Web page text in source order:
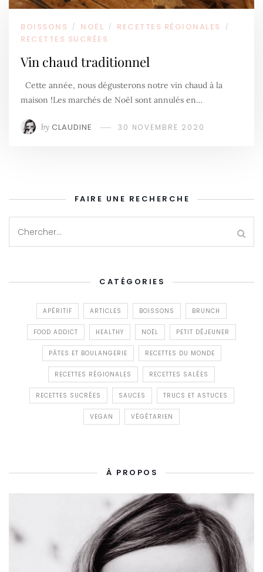
BOISSONS / NOËL / RECETTES RÉGIONALES /
RECETTES SUCRÉES
Vin chaud traditionnel
Cette année, nous dégusterons notre vin chaud à la
maison !Les marchés de Noël sont annulés en…
by CLAUDINE 30 NOVEMBRE 2020
FAIRE UNE RECHERCHE
CATÉGORIES
APÉRITIF ARTICLES BOISSONS BRUNCH
FOOD ADDICT HEALTHY NOËL PETIT DÉJEUNER
PÂTES ET BOULANGERIE RECETTES DU MONDE
RECETTES RÉGIONALES RECETTES SALÉES
RECETTES SUCRÉES SAUCES TRUCS ET ASTUCES
VEGAN VÉGÉTARIEN
À PROPOS